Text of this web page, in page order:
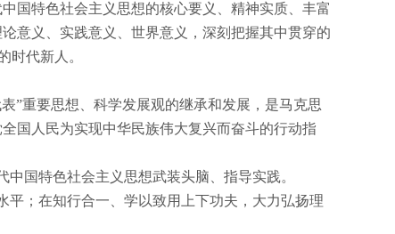
国特色社会主义思想的核心要义、精神实质、丰富
意义、实践意义、世界意义，深刻把握其中贯穿的
时代新人。
”重要思想、科学发展观的继承和发展，是马克思
国人民为实现中华民族伟大复兴而奋斗的行动指
国特色社会主义思想武装头脑、指导实践。
；在知行合一、学以致用上下功夫，大力弘扬理